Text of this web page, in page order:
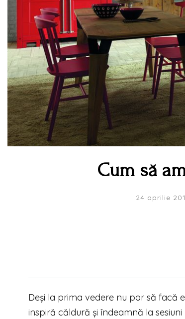
Cum să
24 aprilie
Deși la prima vedere nu par să facă
inspiră căldură și îndeamnă la